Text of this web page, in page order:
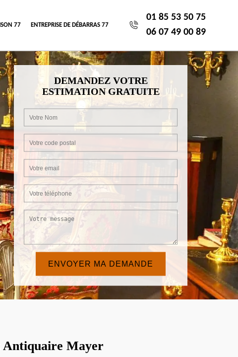
77 ENTREPRISE DE DÉBARRAS 77
01 85 53 50 75
06 07 49 00 89
DEMANDEZ VOTRE
ESTIMATION GRATUITE
Antiquaire Mayer